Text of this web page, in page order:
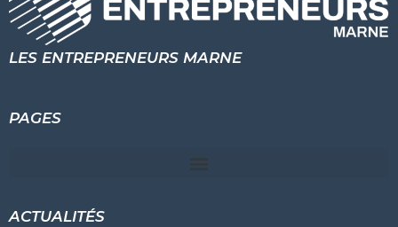
LES ENTREPRENEURS MARNE
PAGES
ACTUALITÉS